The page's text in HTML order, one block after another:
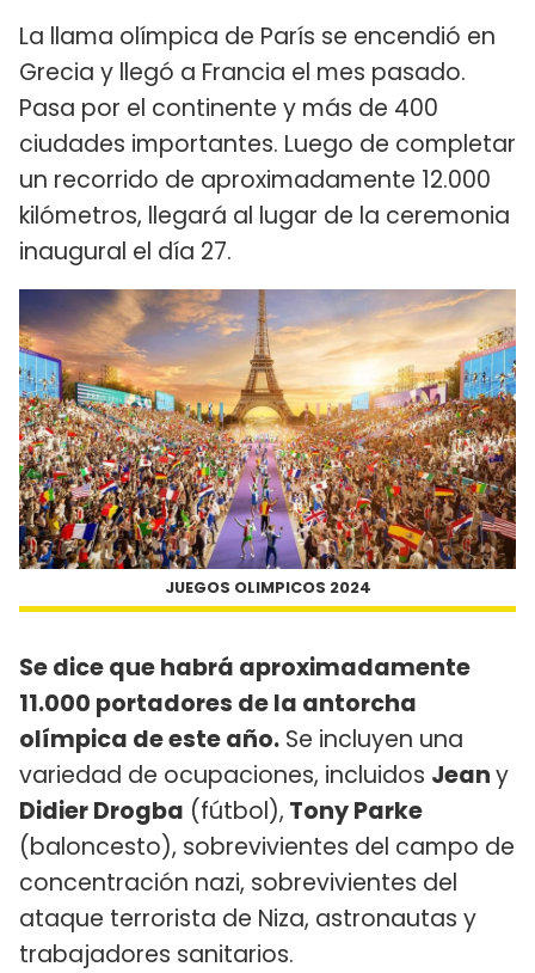
La llama olímpica de París se encendió en
Grecia y llegó a Francia el mes pasado.
Pasa por el continente y más de 400
ciudades importantes. Luego de completar
un recorrido de aproximadamente 12.000
kilómetros, llegará al lugar de la ceremonia
inaugural el día 27.
JUEGOS OLIMPICOS 2024
Se dice que habrá aproximadamente
11.000 portadores de la antorcha
olímpica de este año. Se incluyen una
variedad de ocupaciones, incluidos Jeany
Didier Drogba (fútbol), Tony Parke
(baloncesto), sobrevivientes del campo de
concentración nazi, sobrevivientes del
ataque terrorista de Niza, astronautas y
trabajadores sanitarios.